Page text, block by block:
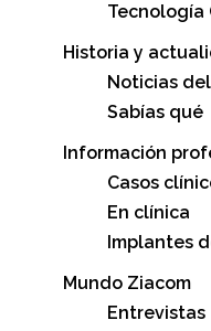
Tecnología
Historia y
Noticias
Sabías qué
Información
Casos
En clínica
Implantes
Mundo Ziacom
Entrevistas